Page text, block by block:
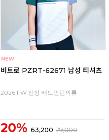
비트로 PZRT-62671 남성 티셔츠
2026 FW 신상 배드민턴의류
20% 63,200 79,000